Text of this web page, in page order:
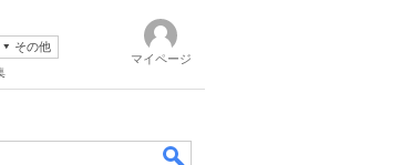
その他
マイページ